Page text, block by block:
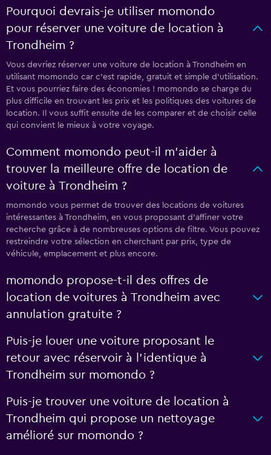
Pourquoi devrais-je utiliser momondo
pour réserver une voiture de location à
Trondheim ?
Vous devriez réserver une voiture de location à Trondheim en
utilisant momondo car c'est rapide, gratuit et simple d'utilisation.
Et vous pourriez faire des économies ! momondo se charge du
plus difficile en trouvant les prix et les politiques des voitures de
location. Il vous suffit ensuite de les comparer et de choisir celle
qui convient le mieux à votre voyage.
Comment momondo peut-il m’aider à
trouver la meilleure offre de location de
voiture à Trondheim ?
momondo vous permet de trouver des locations de voitures
intéressantes à Trondheim, en vous proposant d'affiner votre
recherche grâce à de nombreuses options de filtre. Vous pouvez
restreindre votre sélection en cherchant par prix, type de
véhicule, emplacement et plus encore.
momondo propose-t-il des offres de
location de voitures à Trondheim avec
annulation gratuite ?
Puis-je louer une voiture proposant le
retour avec réservoir à l’identique à
Trondheim sur momondo ?
Puis-je trouver une voiture de location à
Trondheim qui propose un nettoyage
amélioré sur momondo ?